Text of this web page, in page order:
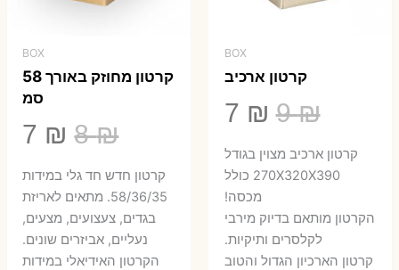
BOX
קרטון ארכיב
9₪
המחיר
המקורי
היה:
9 ₪.
7 ₪
הנוכחי
הוא:
קרטון ארכיב מצוין בגודל
270X320X390 כולל
מכסה!
הקרטון מותאם בדיוק מירבי
לקלסרים ותיקיות.
קרטון הארכיון הגדול והטוב
BOX
קרטון מחוזק באורך 58
סמ
8₪
היה:
8 ₪.
7 ₪
7 ₪.
קרטון חדש חד גלי במידות
58/36/35. מתאים לאריזת
בגדים, צעצועים, מצעים,
נעליים, אביזרים שונים.
הקרטון האידיאלי במידות